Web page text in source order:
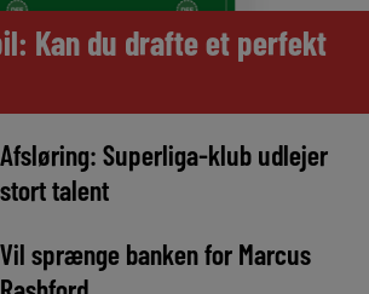
Kan du drafte et perfekt
Afsløring: Superliga-klub udlejer
stort talent
Vil sprænge banken for Marcus